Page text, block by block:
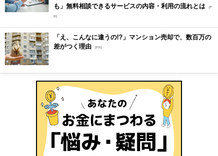
も」無料相談できるサービスの内容・利用の流れとは [P
R]
「え、こんなに違うの!?」マンション売却で、数百万の
差がつく理由 [PR]